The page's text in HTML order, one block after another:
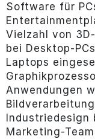
Software für
Vielzahl von
bei Desktop-
Laptops
Anwendungen
Marketing-